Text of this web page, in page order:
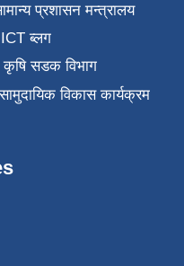
प्रशासन मन्त्रालय
ब्लग
कृषि सडक विभाग
विकास कार्यक्रम